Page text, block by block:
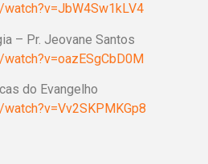
– Pr. Jeovane Santos
do Evangelho